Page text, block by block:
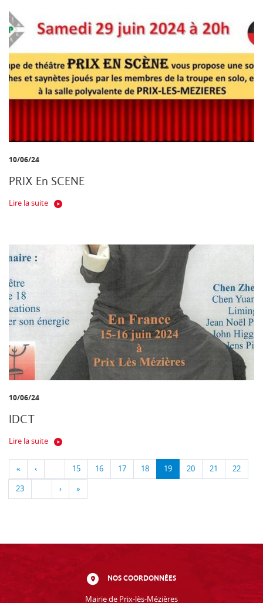
10/06/24
PRIX En SCENE
Lire la suite
10/06/24
IDCT
Lire la suite
« ‹ … 15 16 17 18 19 20 21 22
23 … › »
NOS COORDONNÉES
Mairie de Prix-lès-Mézières